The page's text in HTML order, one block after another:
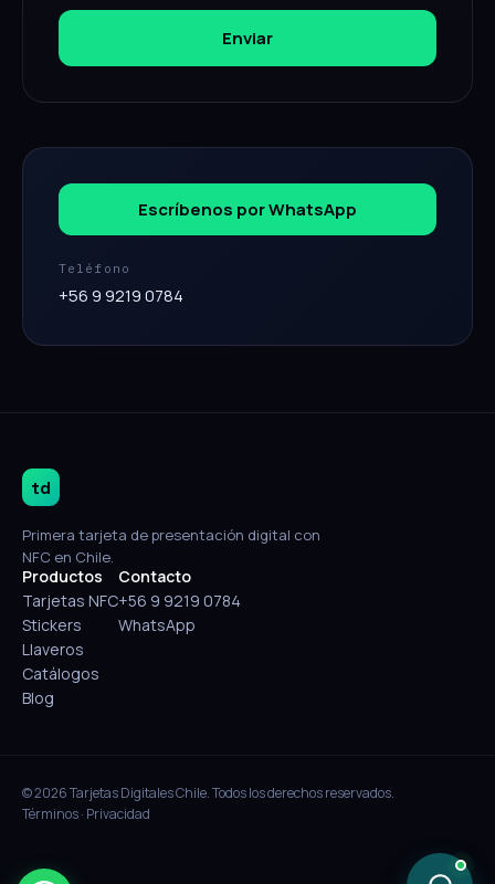
Enviar
Escríbenos por WhatsApp
Teléfono
+56 9 9219 0784
td
Primera tarjeta de presentación digital con
NFC en Chile.
Productos
Tarjetas NFC
Stickers
Llaveros
Catálogos
Blog
Contacto
+56 9 9219 0784
WhatsApp
© 2026 Tarjetas Digitales Chile. Todos los derechos reservados.
Términos· Privacidad